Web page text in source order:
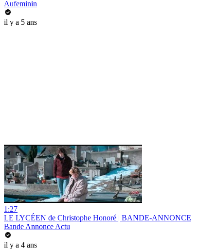
Aufeminin
il y a 5 ans
1:27
LE LYCÉEN de Christophe Honoré | BANDE-ANNONCE
Bande Annonce Actu
il y a 4 ans